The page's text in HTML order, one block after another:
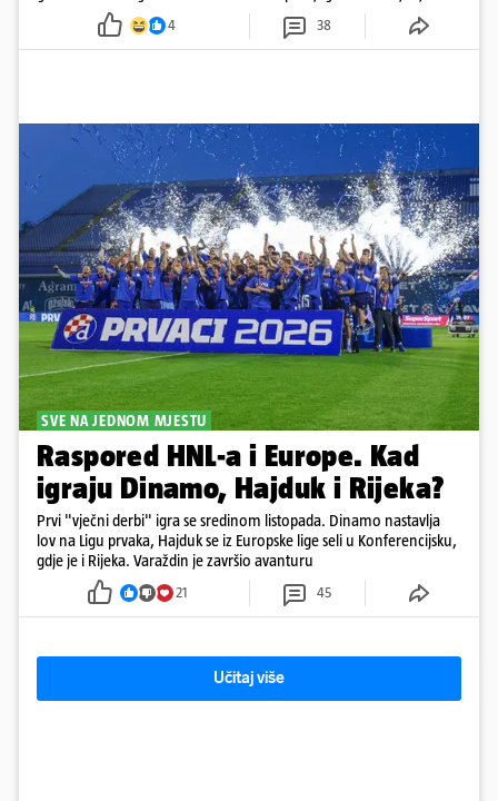
prešla granicu dobrog ukusa
4 38
SVE NA JEDNOM MJESTU
Raspored HNL-a i Europe. Kad
igraju Dinamo, Hajduk i Rijeka?
Prvi "vječni derbi" igra se sredinom listopada. Dinamo nastavlja
lov na Ligu prvaka, Hajduk se iz Europske lige seli u Konferencijsku,
gdje je i Rijeka. Varaždin je završio avanturu
21 45
Učitaj više